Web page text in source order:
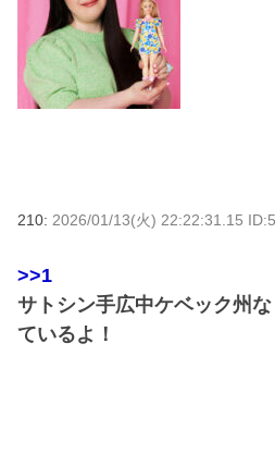
210: 2026/01/13(火) 22:22:31.15
>>1
サトシン手広中ケベック州
ているよ！